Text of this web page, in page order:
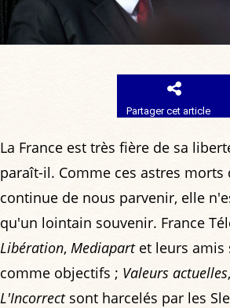
Partager cet article
La France est très fière de sa
paraît-il. Comme ces astres
continue de nous parvenir, elle
qu'un lointain souvenir. France
Libération, Mediapartet leurs amis
comme objectifs ; Valeurs actuelles,
L'Incorrectsont harcelés par les